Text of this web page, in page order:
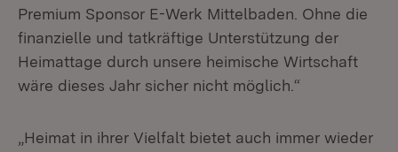
Premium Sponsor E-Werk Mittelbaden. Ohne die
finanzielle und tatkräftige Unterstützung der
Heimattage durch unsere heimische Wirtschaft
wäre dieses Jahr sicher nicht möglich.“
„Heimat in ihrer Vielfalt bietet auch immer wieder